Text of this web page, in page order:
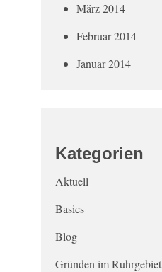
März 2014
Februar 2014
Januar 2014
Kategorien
Aktuell
Basics
Blog
Gründen im Ruhrgebiet